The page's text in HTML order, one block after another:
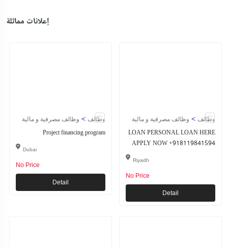
إعلانات مماثلة
وظائف > وظائف مصرفية و مالية
Project financing program
Dubai
No Price
Detail
وظائف > وظائف مصرفية و مالية
LOAN PERSONAL LOAN HERE
APPLY NOW +918119841594
Riyadh
No Price
Detail